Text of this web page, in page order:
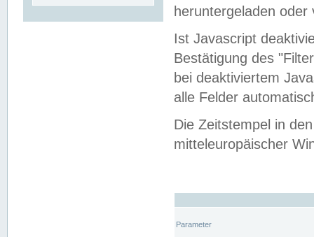
heruntergeladen oder
Ist Javascript
Bestätigung des
bei deaktiviertem
alle Felder
Die Zeitstempel in
mitteleuropäischer
Parameter